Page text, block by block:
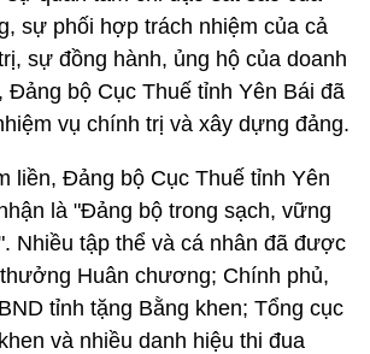
sự phối hợp trách nhiệm của cả
sự đồng hành, ủng hộ của doanh
Đảng bộ Cục Thuế tỉnh Yên Bái đã
vụ chính trị và xây dựng đảng.
liền, Đảng bộ Cục Thuế tỉnh Yên
là "Đảng bộ trong sạch, vững
Nhiều tập thể và cá nhân đã được
Huân chương; Chính phủ,
tỉnh tặng Bằng khen; Tổng cục
và nhiều danh hiệu thi đua